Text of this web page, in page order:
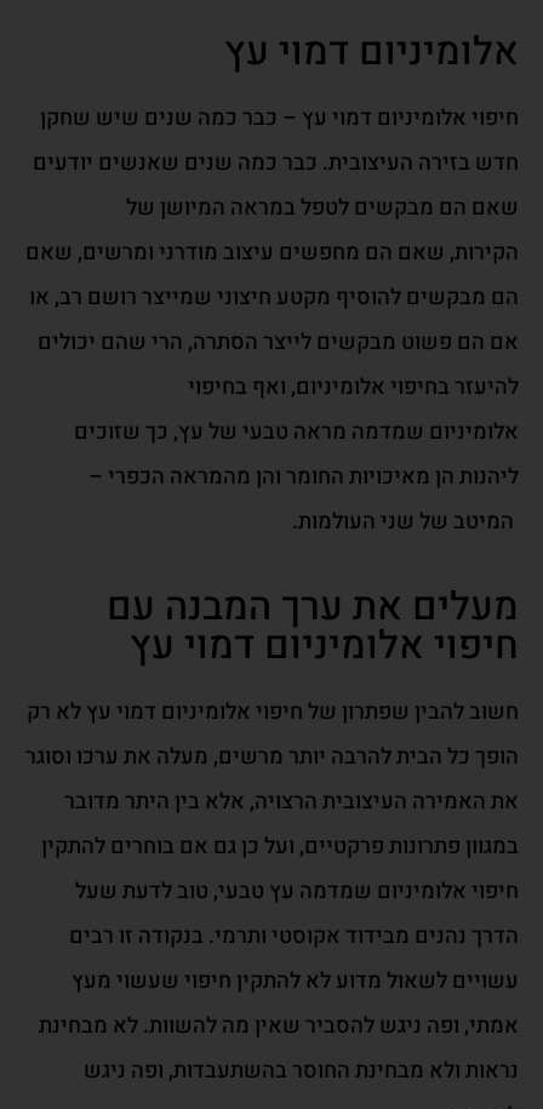
אלומיניום דמוי עץ
חיפוי אלומיניום דמוי עץ – כבר כמה שנים שיש שחקן
חדש בזירה העיצובית. כבר כמה שנים שאנשים יודעים
שאם הם מבקשים לטפל במראה המיושן של
הקירות, שאם הם מחפשים עיצוב מודרני ומרשים, שאם
הם מבקשים להוסיף מקטע חיצוני שמייצר רושם רב, או
אם הם פשוט מבקשים לייצר הסתרה, הרי שהם יכולים
להיעזר בחיפוי אלומיניום, ואף בחיפוי
אלומיניום שמדמה מראה טבעי של עץ, כך שזוכים
ליהנות הן מאיכויות החומר והן מהמראה הכפרי –
המיטב של שני העולמות.
מעלים את ערך המבנה עם
חיפוי אלומיניום דמוי עץ
חשוב להבין שפתרון של חיפוי אלומיניום דמוי עץ לא רק
הופך כל הבית להרבה יותר מרשים, מעלה את ערכו וסוגר
את האמירה העיצובית הרצויה, אלא בין היתר מדובר
במגוון פתרונות פרקטיים, ועל כן גם אם בוחרים להתקין
חיפוי אלומיניום שמדמה עץ טבעי, טוב לדעת שעל
הדרך נהנים מבידוד אקוסטי ותרמי. בנקודה זו רבים
עשויים לשאול מדוע לא להתקין חיפוי שעשוי מעץ
אמתי, ופה ניגש להסביר שאין מה להשוות. לא מבחינת
נראות ולא מבחינת החוסר בהשתעבדות, ופה ניגש